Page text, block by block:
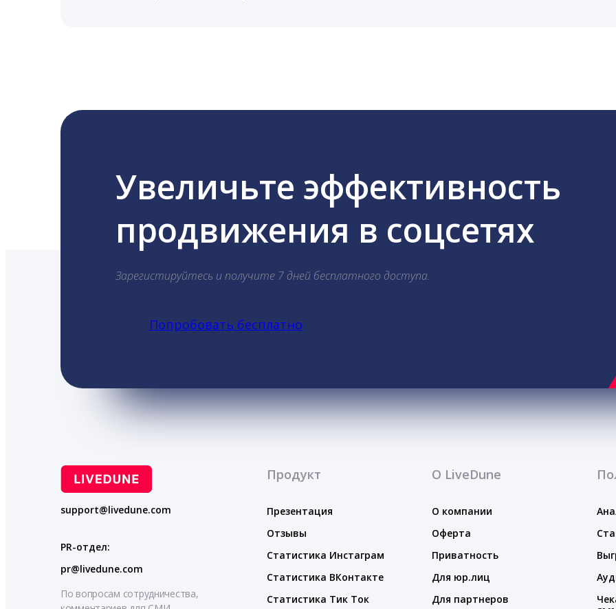
Увеличьте эффективность
продвижения в соцсетях
Зарегистируйтесь и получите 7 дней бесплатного доступа.
Попробовать бесплатно
support@livedune.com
PR-отдел:
pr@livedune.com
По вопросам сотрудничества,
Продукт
Презентация
Отзывы
Статистика Инстаграм
Статистика ВКонтакте
Статистика Тик Ток
О LiveDune
О компании
Оферта
Приватность
Для юр.лиц
Для партнеров